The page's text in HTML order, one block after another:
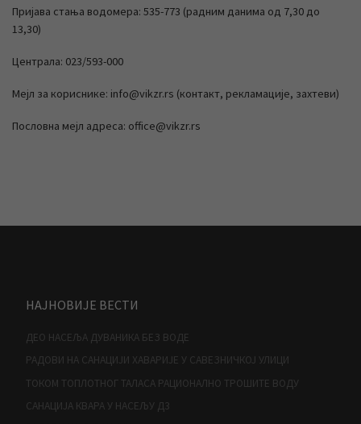
Пријава стања водомера: 535-773 (радним данима од 7,30 до
13,30)
Централа: 023/593-000
Мејл за кориснике: info@vikzr.rs (контакт, рекламације, захтеви)
Пословна мејл адреса: office@vikzr.rs
НАЈНОВИЈЕ ВЕСТИ
ДЕО НАСЕЉА ДУВАНИКА БЕЗ ВОДЕ
РАДОВИ НА САНАЦИЈИ ХАВАРИЈЕ У САВЕЗНИЧКОЈ УЛИЦИ
ТОКОМ ТОПЛОТНОГ ТАЛАСА РАЦИОНАЛНО ТРОШИТЕ ВОДУ
САНАЦИЈА КВАРА У НАСЕЉУ Д3